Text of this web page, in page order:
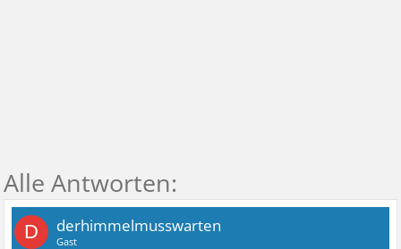
D derhimmelmusswarten
Gast